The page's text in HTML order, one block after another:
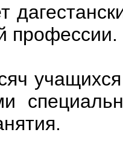
профессии.